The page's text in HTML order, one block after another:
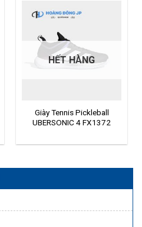
HẾT HÀNG
Giày Tennis Pickleball
UBERSONIC 4 FX1372